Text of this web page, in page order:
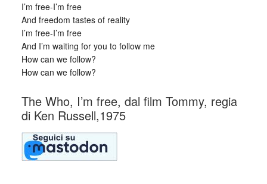
I’m free-I’m free
And freedom tastes of reality
I’m free-I’m free
And I’m waiting for you to follow me
How can we follow?
How can we follow?
The Who, I’m free, dal film Tommy, regia
di Ken Russell,1975